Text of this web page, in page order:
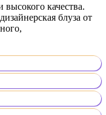
качества.
блуза от